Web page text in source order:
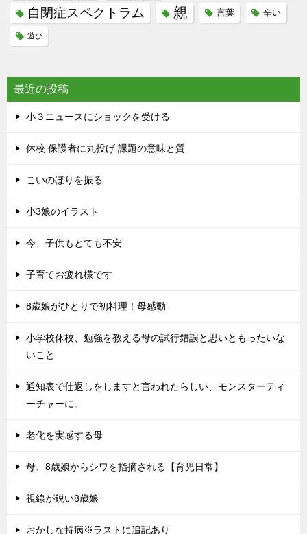
自閉症スペクトラム 親 言葉 辛い
遊び
最近の投稿
小３ニュースにショックを受ける
休校 保護者に丸投げ 課題の意味と質
こいのぼりを振る
小3娘のイラスト
今、子供もとても不安
子育てお疲れ様です
8歳娘がひとりで初料理！母感動
小学校休校、勉強を教える母の試行錯誤と思いともったいな
いこと
通知表で仕返しをしますと言われたらしい、モンスターティ
ーチャーに。
老化を実感する母
母、8歳娘からシワを指摘される【育児日常】
視線が鋭い8歳娘
おかしな持病※ラストに追記あり